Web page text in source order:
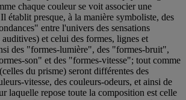
chaque couleur se voit associer une
établit presque, à la manière symboliste, des
entre l'univers des sensations
et celui des formes, lignes et
des "formes-lumière", des "formes-bruit",
son" et des "formes-vitesse"; tout comme
du prisme) seront différentes des
vitesse, des couleurs-odeurs, et ainsi de
laquelle repose toute la composition est celle